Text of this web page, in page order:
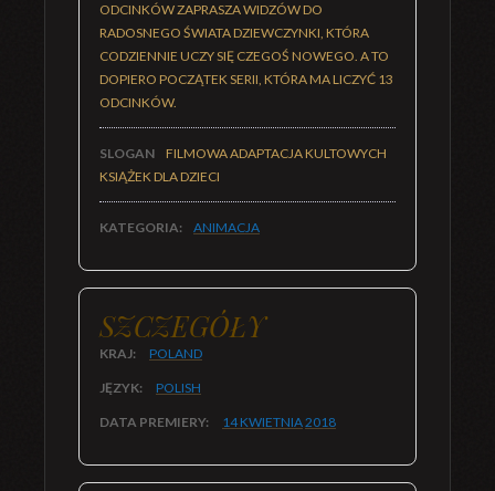
ODCINKÓW ZAPRASZA WIDZÓW DO
RADOSNEGO ŚWIATA DZIEWCZYNKI, KTÓRA
CODZIENNIE UCZY SIĘ CZEGOŚ NOWEGO. A TO
DOPIERO POCZĄTEK SERII, KTÓRA MA LICZYĆ 13
ODCINKÓW.
SLOGAN
FILMOWA ADAPTACJA KULTOWYCH
KSIĄŻEK DLA DZIECI
KATEGORIA: ANIMACJA
SZCZEGÓŁY
KRAJ: POLAND
JĘZYK: POLISH
DATA PREMIERY: 14 KWIETNIA2018